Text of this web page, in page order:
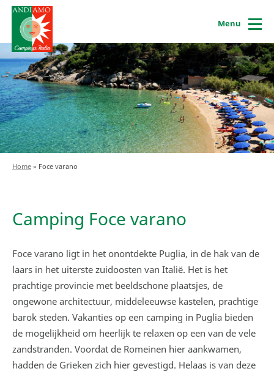
Menu
Home » Foce varano
Camping Foce varano
Foce varano ligt in het onontdekte Puglia, in de hak van de
laars in het uiterste zuidoosten van Italië. Het is het
prachtige provincie met beeldschone plaatsjes, de
ongewone architectuur, middeleeuwse kastelen, prachtige
barok steden. Vakanties op een camping in Puglia bieden
de mogelijkheid om heerlijk te relaxen op een van de vele
zandstranden. Voordat de Romeinen hier aankwamen,
hadden de Grieken zich hier gevestigd. Helaas is van deze